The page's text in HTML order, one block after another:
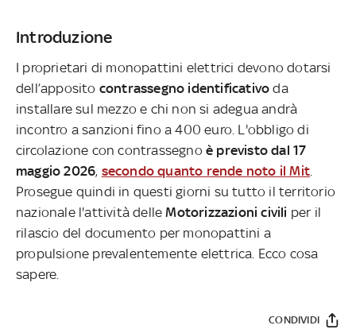
Introduzione
I proprietari di monopattini elettrici devono dotarsi
dell’apposito contrassegno identificativoda
installare sul mezzo e chi non si adegua andrà
incontro a sanzioni fino a 400 euro. L'obbligo di
circolazione con contrassegno è previsto dal 17
maggio 2026, secondo quanto rende noto il Mit
Prosegue quindi in questi giorni su tutto il territorio
nazionale l'attività delleMotorizzazioni civili per il
rilascio del documento per monopattini a
propulsione prevalentemente elettrica. Ecco cosa
sapere.
CONDIVIDI